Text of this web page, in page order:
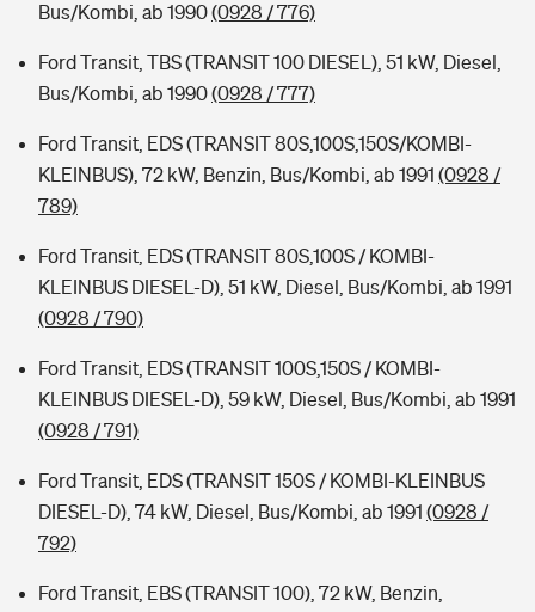
Bus/Kombi, ab 1990(0928 / 776)
Ford Transit, TBS (TRANSIT 100 DIESEL), 51 kW, Diesel,
Bus/Kombi, ab 1990(0928 / 777)
Ford Transit, EDS (TRANSIT 80S,100S,150S/KOMBI-
KLEINBUS), 72 kW, Benzin, Bus/Kombi, ab 1991 (0928 /
789)
Ford Transit, EDS (TRANSIT 80S,100S / KOMBI-
KLEINBUS DIESEL-D), 51 kW, Diesel, Bus/Kombi, ab 1991
(0928 / 790)
Ford Transit, EDS (TRANSIT 100S,150S / KOMBI-
KLEINBUS DIESEL-D), 59 kW, Diesel, Bus/Kombi, ab 1991
(0928 / 791)
Ford Transit, EDS (TRANSIT 150S / KOMBI-KLEINBUS
DIESEL-D), 74 kW, Diesel, Bus/Kombi, ab 1991 (0928 /
792)
Ford Transit, EBS (TRANSIT 100), 72 kW, Benzin,